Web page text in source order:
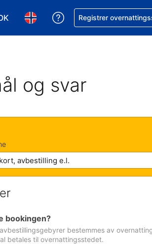
valuta. Du har valgt Norsk krone
Velg språk. Du har valgt Norsk
Få hjelp med
Registrer
og svar
bookingen?
bestemmes av
betales til overnattingsstedet.